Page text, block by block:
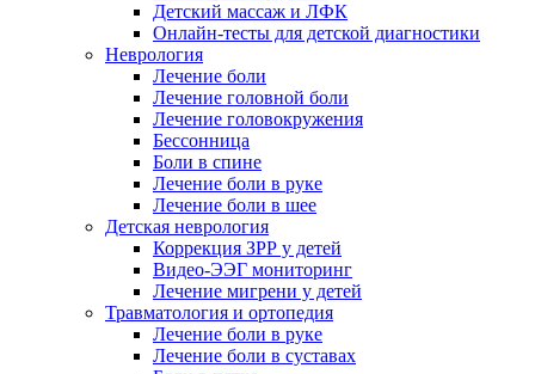
Детский массаж и ЛФК
Онлайн-тесты для детской диагностики
Неврология
Лечение боли
Лечение головной боли
Лечение головокружения
Бессонница
Боли в спине
Лечение боли в руке
Лечение боли в шее
Детская неврология
Коррекция ЗРР у детей
Видео-ЭЭГ мониторинг
Лечение мигрени у детей
Травматология и ортопедия
Лечение боли в руке
Лечение боли в суставах